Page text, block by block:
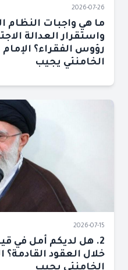
2026-07-26
ما هي واجبات النظام
واستقرار العدالة
رؤوس الفقراء؟
الخامنئي يجيب
2026-07-15
2. هل لديكم أمل في
خلال العقود
الخامنئي يجيب